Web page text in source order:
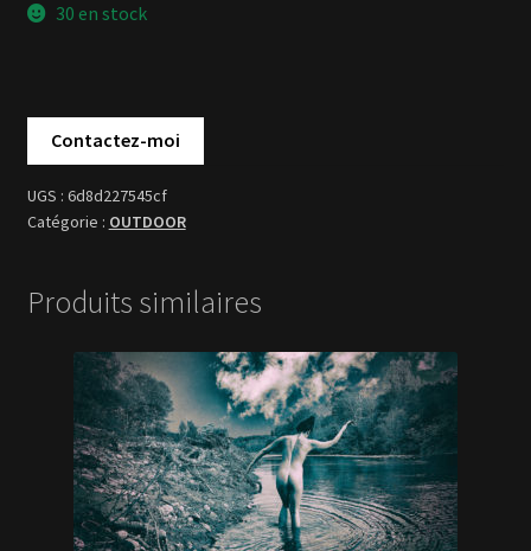
30 en stock
6d8d227545cf
OUTDOOR
Produits similaires